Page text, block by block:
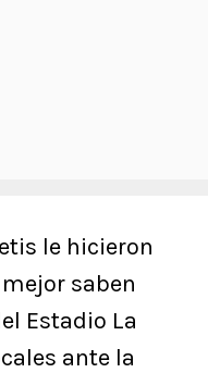
le hicieron
saben
Estadio La
ante la